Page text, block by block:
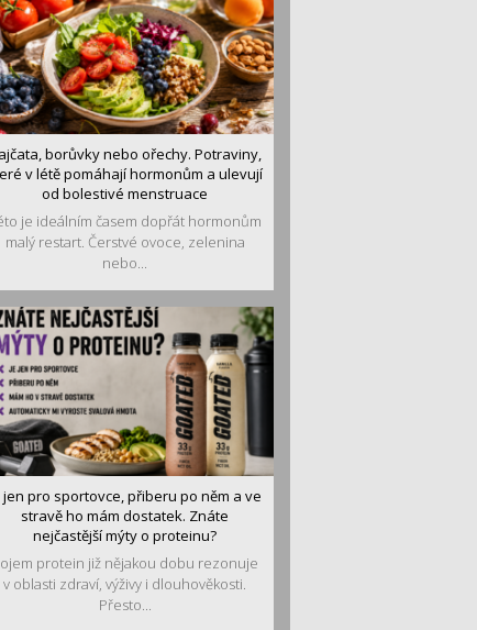
borůvky nebo ořechy. Potraviny,
v létě pomáhají hormonům a ulevují
od bolestivé menstruace
je ideálním časem dopřát hormonům
malý restart. Čerstvé ovoce, zelenina
nebo...
jen pro sportovce, přiberu po něm a ve
stravě ho mám dostatek. Znáte
nejčastější mýty o proteinu?
protein již nějakou dobu rezonuje
v oblasti zdraví, výživy i dlouhověkosti.
Přesto...